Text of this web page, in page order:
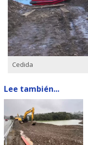
Cedida
Lee también...